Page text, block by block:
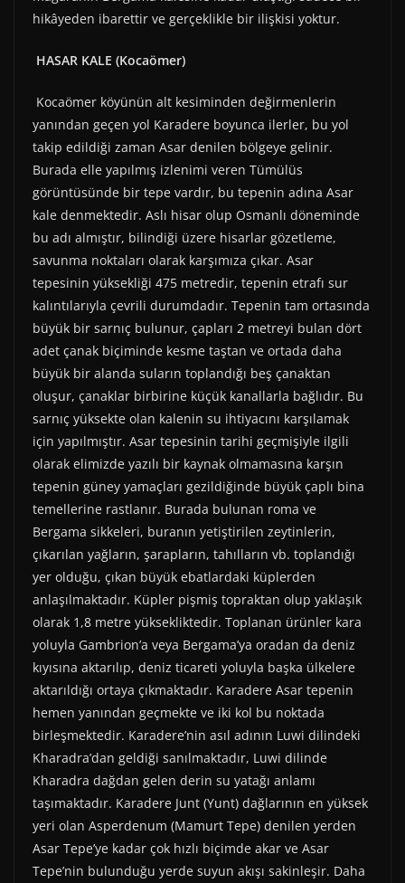
hikâyeden ibarettir ve gerçeklikle bir ilişkisi yoktur.
HASAR KALE (Kocaömer)
Kocaömer köyünün alt kesiminden değirmenlerin
yanından geçen yol Karadere boyunca ilerler, bu yol
takip edildiği zaman Asar denilen bölgeye gelinir.
Burada elle yapılmış izlenimi veren Tümülüs
görüntüsünde bir tepe vardır, bu tepenin adına Asar
kale denmektedir. Aslı hisar olup Osmanlı döneminde
bu adı almıştır, bilindiği üzere hisarlar gözetleme,
savunma noktaları olarak karşımıza çıkar. Asar
tepesinin yüksekliği 475 metredir, tepenin etrafı sur
kalıntılarıyla çevrili durumdadır. Tepenin tam ortasında
büyük bir sarnıç bulunur, çapları 2 metreyi bulan dört
adet çanak biçiminde kesme taştan ve ortada daha
büyük bir alanda suların toplandığı beş çanaktan
oluşur, çanaklar birbirine küçük kanallarla bağlıdır. Bu
sarnıç yüksekte olan kalenin su ihtiyacını karşılamak
için yapılmıştır. Asar tepesinin tarihi geçmişiyle ilgili
olarak elimizde yazılı bir kaynak olmamasına karşın
tepenin güney yamaçları gezildiğinde büyük çaplı bina
temellerine rastlanır. Burada bulunan roma ve
Bergama sikkeleri, buranın yetiştirilen zeytinlerin,
çıkarılan yağların, şarapların, tahılların vb. toplandığı
yer olduğu, çıkan büyük ebatlardaki küplerden
anlaşılmaktadır. Küpler pişmiş topraktan olup yaklaşık
olarak 1,8 metre yüksekliktedir. Toplanan ürünler kara
yoluyla Gambrion’a veya Bergama’ya oradan da deniz
kıyısına aktarılıp, deniz ticareti yoluyla başka ülkelere
aktarıldığı ortaya çıkmaktadır. Karadere Asar tepenin
hemen yanından geçmekte ve iki kol bu noktada
birleşmektedir. Karadere’nin asıl adının Luwi dilindeki
Kharadra’dan geldiği sanılmaktadır, Luwi dilinde
Kharadra dağdan gelen derin su yatağı anlamı
taşımaktadır. Karadere Junt (Yunt) dağlarının en yüksek
yeri olan Asperdenum (Mamurt Tepe) denilen yerden
Asar Tepe’ye kadar çok hızlı biçimde akar ve Asar
Tepe’nin bulunduğu yerde suyun akışı sakinleşir. Daha